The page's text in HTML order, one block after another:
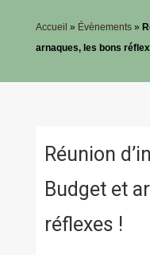
Accueil » Évènements»
arnaques, les bons
Réunion
Budget et
réflexes !